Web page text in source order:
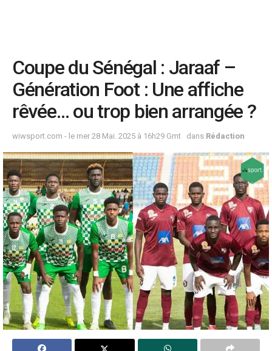
Coupe du Sénégal : Jaraaf –
Génération Foot : Une affiche
rêvée… ou trop bien arrangée ?
wiwsport.com - le mer 28 Mai. 2025 à 16h29 Gmt dans Rédaction